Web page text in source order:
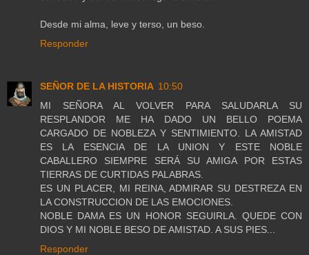
Desde mi alma, leve y terso, un beso.
Responder
SEÑOR DE LA HISTORIA 10:50
MI SEÑORA AL VOLVER PARA SALUDARLA SU
RESPLANDOR ME HA DADO UN BELLO POEMA
CARGADO DE NOBLEZA Y SENTIMIENTO. LA AMISTAD
ES LA ESENCIA DE LA UNION Y ESTE NOBLE
CABALLERO SIEMPRE SERÁ SU AMIGA POR ESTAS
TIERRAS DE CURTIDAS PALABRAS.
ES UN PLACER, MI REINA, ADMIRAR SU DESTREZA EN
LA CONSTRUCCION DE LAS EMOCIONES.
NOBLE DAMA ES UN HONOR SEGUIRLA. QUEDE CON
DIOS Y MI NOBLE BESO DE AMISTAD. A SUS PIES...
Responder